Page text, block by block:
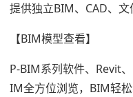
提供独立BIM、CAD、文
【BIM模型查看】
P-BIM系列软件、Revit
IM全方位浏览，BIM轻松